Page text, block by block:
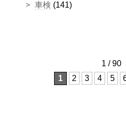
車検 (141)
1 / 90
1
2 3 4 5